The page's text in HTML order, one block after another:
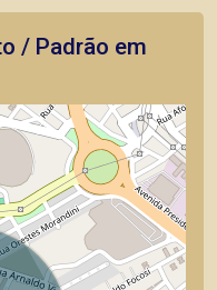
/ Padrão em